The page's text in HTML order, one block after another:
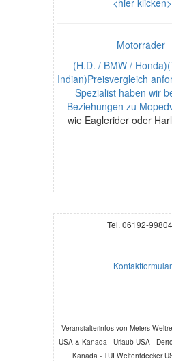
<hier klicken>
Motorräder
(H.D. / BMW /
Indian)Preisvergleich
Spezialist haben wir
Beziehungen zu
wie Eaglerider oder
Tel. 06192-
Kontaktformular
Veranstalterinfos von Meiers
USA & Kanada - Urlaub USA -
Kanada - TUI Weltentdecker